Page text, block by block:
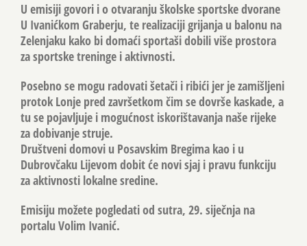
U emisiji govori i o otvaranju školske sportske dvorane
U Ivanićkom Graberju, te realizaciji grijanja u balonu na
Zelenjaku kako bi domaći sportaši dobili više prostora
za sportske treninge i aktivnosti.
Posebno se mogu radovati šetači i ribići jer je zamišljeni
protok Lonje pred završetkom čim se dovrše kaskade, a
tu se pojavljuje i mogućnost iskorištavanja naše rijeke
za dobivanje struje.
Društveni domovi u Posavskim Bregima kao i u
Dubrovčaku Lijevom dobit će novi sjaj i pravu funkciju
za aktivnosti lokalne sredine.
Emisiju možete pogledati od sutra, 29. siječnja na
portalu Volim Ivanić.